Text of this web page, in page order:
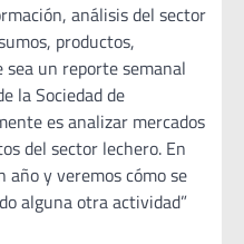
análisis del sector
productos,
sea un reporte semanal
la Sociedad de
es analizar mercados
del sector lechero. En
año y veremos cómo se
alguna otra actividad”